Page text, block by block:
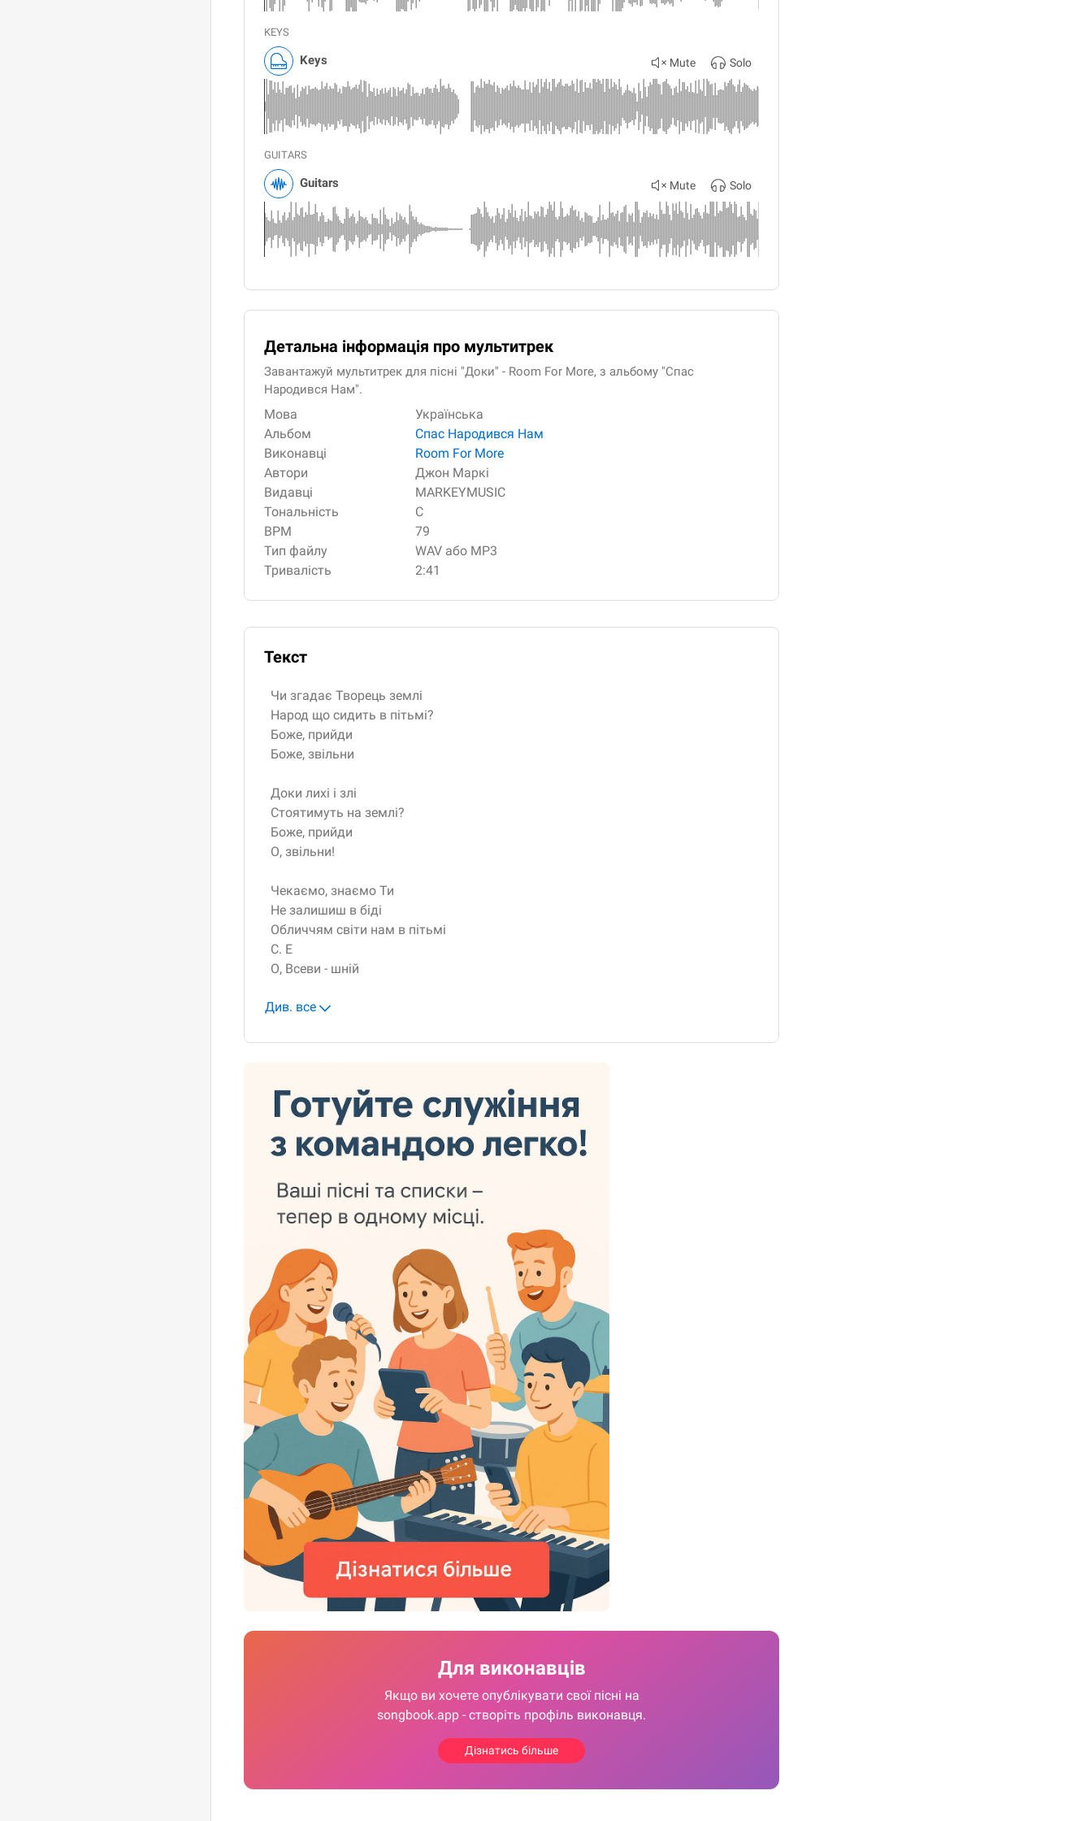
KEYS
Keys Mute Solo
GUITARS
Guitars Mute Solo
Детальна інформація про мультитрек
Завантажуй мультитрек для пісні "Доки" - Room For More, з альбому "Спас
Народився Нам".
Мова
Українська
Альбом
Спас Народився Нам
Виконавці
Room For More
Автори
Джон Маркі
Видавці
MARKEYMUSIC
Тональність
C
BPM
79
Тип файлу
WAV або MP3
Тривалість
2:41
Текст
Чи згадає Творець землі
Народ що сидить в пітьмі?
Боже, прийди
Боже, звільни
Доки лихі і злі
Стоятимуть на землі?
Боже, прийди
О, звільни!
Чекаємо, знаємо Ти
Не залишиш в біді
Обличчям світи нам в пітьмі
C. E
О, Всеви - шній
Див. все
Для виконавців
Якщо ви хочете опублікувати свої пісні на
songbook.app - створіть профіль виконавця.
Дізнатись більше